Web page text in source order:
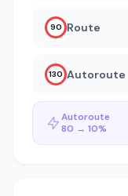
90 Route
130 Autoroute
Autoroute
80 → 10%